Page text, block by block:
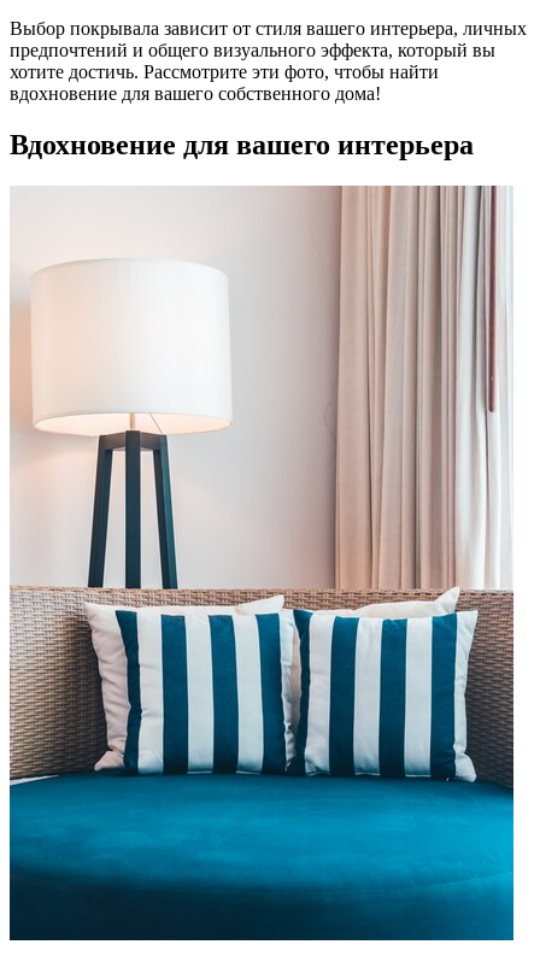
Выбор покрывала зависит от стиля вашего интерьера, личных
предпочтений и общего визуального эффекта, который вы
хотите достичь. Рассмотрите эти фото, чтобы найти
вдохновение для вашего собственного дома!
Вдохновение для вашего интерьера